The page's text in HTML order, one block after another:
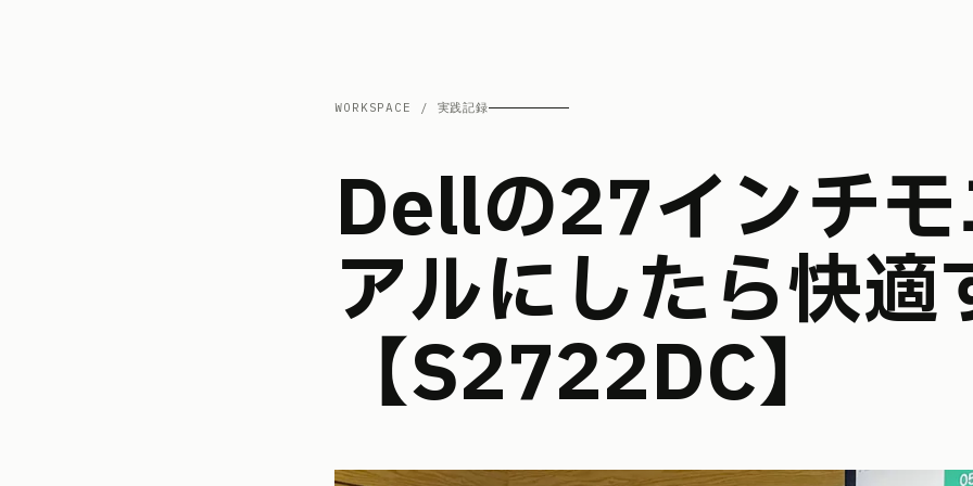
WORKSPACE / 実践記録
Dellの27インチモニターをデュ
アルにしたら快適
【S2722DC】